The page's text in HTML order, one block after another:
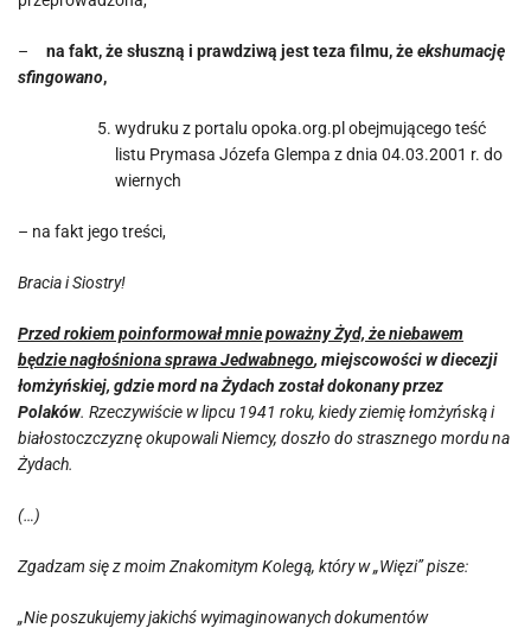
– na fakt, że słuszną i prawdziwą jest teza filmu, żeekshumację
sfingowano,
wydruku z portalu opoka.org.pl obejmującego teść
listu Prymasa Józefa Glempa z dnia 04.03.2001 r. do
wiernych
– na fakt jego treści,
Bracia i Siostry!
Przed rokiem poinformował mnie poważny Żyd, że niebawem
będzie nagłośniona sprawa Jedwabnego, miejscowości w diecezji
łomżyńskiej, gdzie mord na Żydach został dokonany przez
Polaków. Rzeczywiście w lipcu 1941 roku, kiedy ziemię łomżyńską i
białostoczczyznę okupowali Niemcy, doszło do strasznego mordu na
Żydach.
(…)
Zgadzam się z moim Znakomitym Kolegą, który w „Więzi” pisze:
„Nie poszukujemy jakichś wyimaginowanych dokumentów